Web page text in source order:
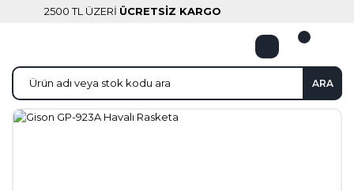
2500 TL ÜZERİ ÜCRETSİZ KARGO
ARA